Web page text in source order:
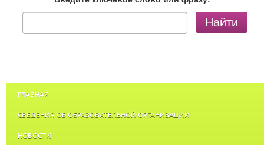
Найти
ГЛАВНАЯ
СВЕДЕНИЯ ОБ ОБРАЗОВАТЕЛЬНОЙ ОРГАНИЗАЦИИ
НОВОСТИ